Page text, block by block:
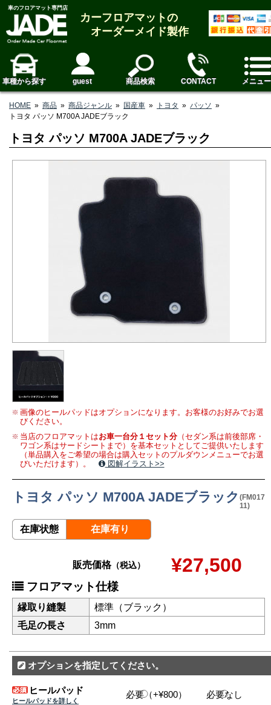
車のフロアマット専門店
カーフロアマットの
オーダーメイド製作
車種から探す guest 商品検索 CONTACT メニュー
HOME » 商品 » 商品ジャンル » 国産車 » トヨタ » パッソ »
トヨタ パッソ M700A JADEブラック
トヨタ パッソ M700A JADEブラック
画像のヒールパッドはオプションになります。お客様のお好みでお選
びください。
当店のフロアマットはお車一台分１セット分（セダン系は前後部席・
ワゴン系はサードシートまで）を基本セットとしてご提供いたします
（単品購入をご希望の場合は購入セットのプルダウンメニューでお選
びいただけます）。
図解イラスト>>
トヨタ パッソ M700A JADEブラック (FM017
11)
在庫状態 在庫有り
販売価格（税込） ¥27,500
フロアマット仕様
縁取り縫製
標準（ブラック）
毛足の長さ
3mm
オプションを指定してください。
ヒールパッド
ヒールパッドを詳しく
必要（+¥800） 必要なし